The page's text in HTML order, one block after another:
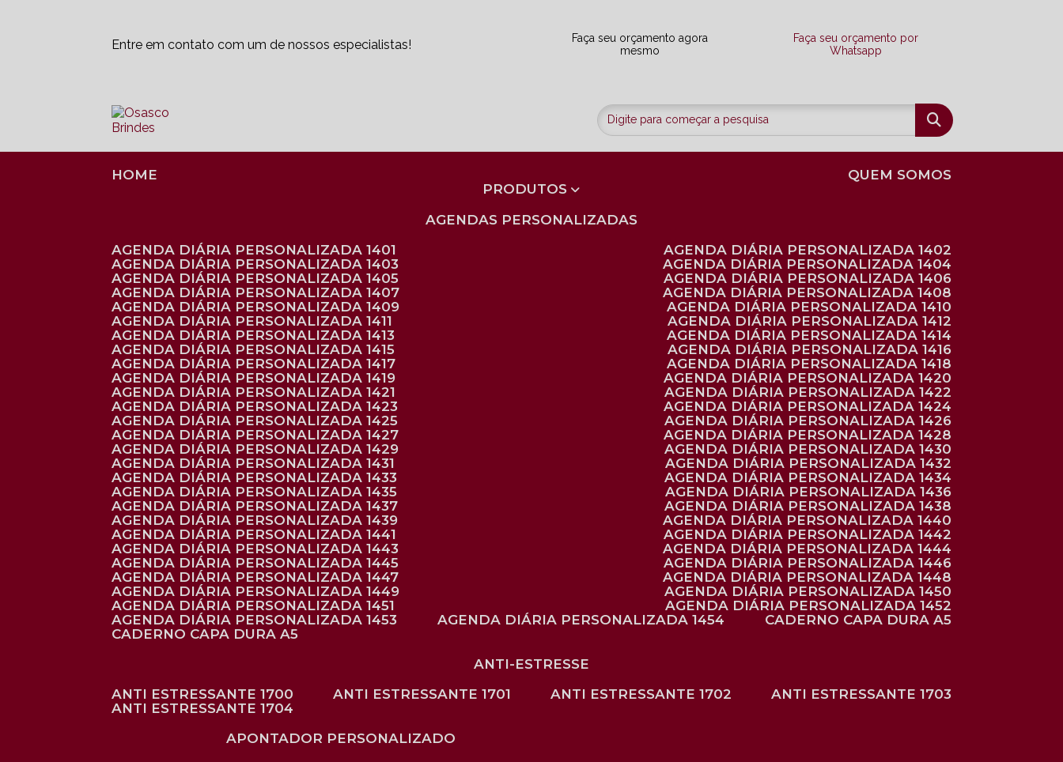
Entre em contato com um de nossos especialistas!
Faça seu orçamento agora
mesmo
Faça seu orçamento por
Whatsapp
HOME
QUEM SOMOS
PRODUTOS
AGENDAS PERSONALIZADAS
AGENDA DIÁRIA PERSONALIZADA 1401
AGENDA DIÁRIA PERSONALIZADA 1402
AGENDA DIÁRIA PERSONALIZADA 1403
AGENDA DIÁRIA PERSONALIZADA 1404
AGENDA DIÁRIA PERSONALIZADA 1405
AGENDA DIÁRIA PERSONALIZADA 1406
AGENDA DIÁRIA PERSONALIZADA 1407
AGENDA DIÁRIA PERSONALIZADA 1408
AGENDA DIÁRIA PERSONALIZADA 1409
AGENDA DIÁRIA PERSONALIZADA 1410
AGENDA DIÁRIA PERSONALIZADA 1411
AGENDA DIÁRIA PERSONALIZADA 1412
AGENDA DIÁRIA PERSONALIZADA 1413
AGENDA DIÁRIA PERSONALIZADA 1414
AGENDA DIÁRIA PERSONALIZADA 1415
AGENDA DIÁRIA PERSONALIZADA 1416
AGENDA DIÁRIA PERSONALIZADA 1417
AGENDA DIÁRIA PERSONALIZADA 1418
AGENDA DIÁRIA PERSONALIZADA 1419
AGENDA DIÁRIA PERSONALIZADA 1420
AGENDA DIÁRIA PERSONALIZADA 1421
AGENDA DIÁRIA PERSONALIZADA 1422
AGENDA DIÁRIA PERSONALIZADA 1423
AGENDA DIÁRIA PERSONALIZADA 1424
AGENDA DIÁRIA PERSONALIZADA 1425
AGENDA DIÁRIA PERSONALIZADA 1426
AGENDA DIÁRIA PERSONALIZADA 1427
AGENDA DIÁRIA PERSONALIZADA 1428
AGENDA DIÁRIA PERSONALIZADA 1429
AGENDA DIÁRIA PERSONALIZADA 1430
AGENDA DIÁRIA PERSONALIZADA 1431
AGENDA DIÁRIA PERSONALIZADA 1432
AGENDA DIÁRIA PERSONALIZADA 1433
AGENDA DIÁRIA PERSONALIZADA 1434
AGENDA DIÁRIA PERSONALIZADA 1435
AGENDA DIÁRIA PERSONALIZADA 1436
AGENDA DIÁRIA PERSONALIZADA 1437
AGENDA DIÁRIA PERSONALIZADA 1438
AGENDA DIÁRIA PERSONALIZADA 1439
AGENDA DIÁRIA PERSONALIZADA 1440
AGENDA DIÁRIA PERSONALIZADA 1441
AGENDA DIÁRIA PERSONALIZADA 1442
AGENDA DIÁRIA PERSONALIZADA 1443
AGENDA DIÁRIA PERSONALIZADA 1444
AGENDA DIÁRIA PERSONALIZADA 1445
AGENDA DIÁRIA PERSONALIZADA 1446
AGENDA DIÁRIA PERSONALIZADA 1447
AGENDA DIÁRIA PERSONALIZADA 1448
AGENDA DIÁRIA PERSONALIZADA 1449
AGENDA DIÁRIA PERSONALIZADA 1450
AGENDA DIÁRIA PERSONALIZADA 1451
AGENDA DIÁRIA PERSONALIZADA 1452
AGENDA DIÁRIA PERSONALIZADA 1453
AGENDA DIÁRIA PERSONALIZADA 1454
CADERNO CAPA DURA A5
CADERNO CAPA DURA A5
ANTI-ESTRESSE
ANTI ESTRESSANTE 1700
ANTI ESTRESSANTE 1701 ANTI ESTRESSANTE 1702
ANTI ESTRESSANTE 1703
ANTI ESTRESSANTE 1704
APONTADOR PERSONALIZADO